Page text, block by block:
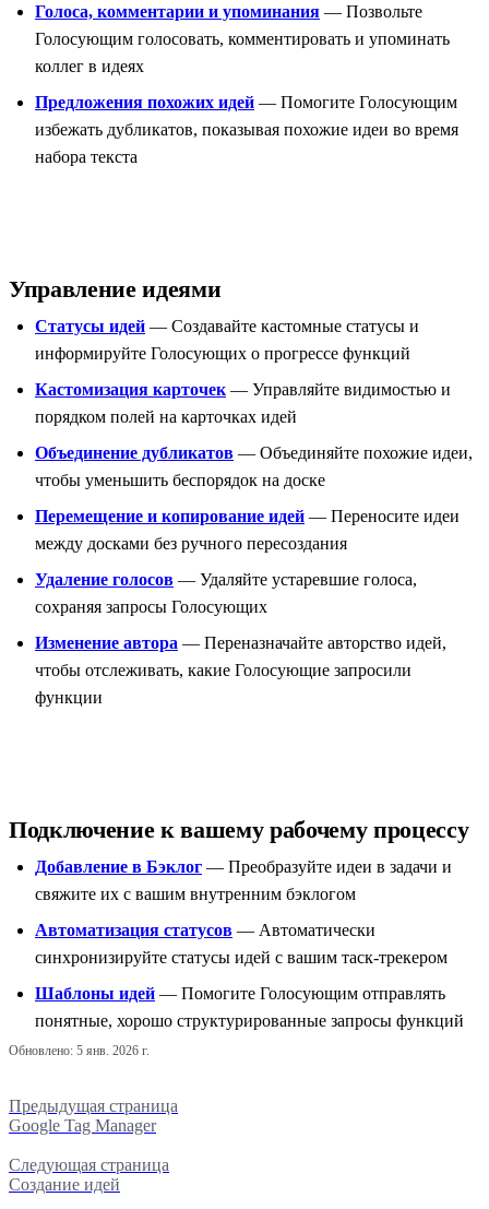
Голоса, комментарии и упоминания — Позвольте
Голосующим голосовать, комментировать и упоминать
коллег в идеях
Предложения похожих идей — Помогите Голосующим
избежать дубликатов, показывая похожие идеи во время
набора текста
Управление идеями
Статусы идей — Создавайте кастомные статусы и
информируйте Голосующих о прогрессе функций
Кастомизация карточек — Управляйте видимостью и
порядком полей на карточках идей
Объединение дубликатов — Объединяйте похожие идеи,
чтобы уменьшить беспорядок на доске
Перемещение и копирование идей — Переносите идеи
между досками без ручного пересоздания
Удаление голосов — Удаляйте устаревшие голоса,
сохраняя запросы Голосующих
Изменение автора — Переназначайте авторство идей,
чтобы отслеживать, какие Голосующие запросили
функции
Подключение к вашему рабочему процессу
Добавление в Бэклог — Преобразуйте идеи в задачи и
свяжите их с вашим внутренним бэклогом
Автоматизация статусов — Автоматически
синхронизируйте статусы идей с вашим таск-трекером
Шаблоны идей — Помогите Голосующим отправлять
понятные, хорошо структурированные запросы функций
Обновлено: 5 янв. 2026 г.
Предыдущая страница
Google Tag Manager
Следующая страница
Создание идей